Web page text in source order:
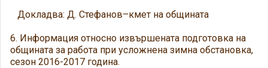
Докладва: Д. Стефанов–кмет на общината
6. Информация относно извършената подготовка на
общината за работа при усложнена зимна обстановка,
сезон 2016-2017 година.